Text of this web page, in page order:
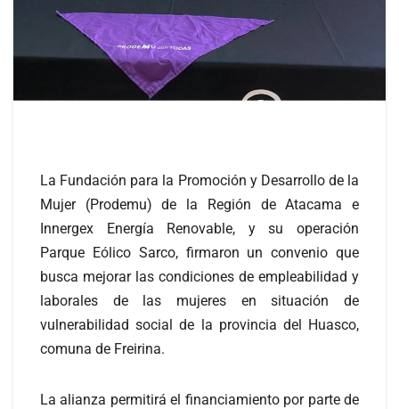
La Fundación para la Promoción y Desarrollo de la
Mujer (Prodemu) de la Región de Atacama e
Innergex Energía Renovable, y su operación
Parque Eólico Sarco, firmaron un convenio que
busca mejorar las condiciones de empleabilidad y
laborales de las mujeres en situación de
vulnerabilidad social de la provincia del Huasco,
comuna de Freirina.
La alianza permitirá el financiamiento por parte de